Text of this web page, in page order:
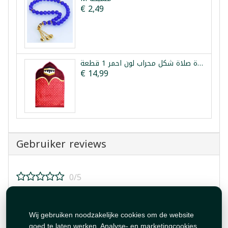
Wij gebruiken noodzakelijke cookies om de website
goed te laten werken. Analyse- en marketingcookies
€ 2,49
سجادة صلاة شكل محراب لون احمر 1 قطعة
€ 14,99
Gebruiker reviews
0/5